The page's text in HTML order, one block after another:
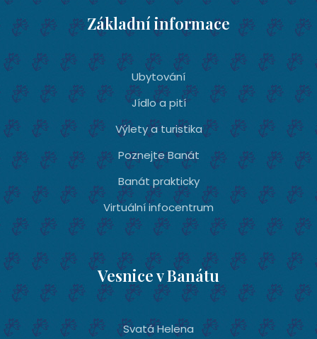
Základní informace
Ubytování­
Jídlo a pití
Výlety a turistika
Poznejte Banát
Banát prakticky
Virtuální infocentrum
Vesnice v Banátu
Svatá Helena